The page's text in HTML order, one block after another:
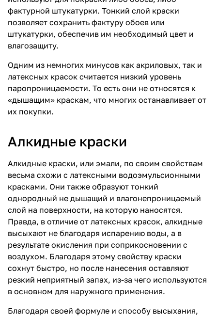
фактурной штукатурки. Тонкий слой краски
позволяет сохранить фактуру обоев или
штукатурки, обеспечив им необходимый цвет и
влагозащиту.
Одним из немногих минусов как акриловых, так и
латексных красок считается низкий уровень
паропроницаемости. То есть они не относятся к
«дышащим» краскам, что многих останавливает от
их покупки.
Алкидные краски
Алкидные краски, или эмали, по своим свойствам
весьма схожи с латексными водоэмульсионными
красками. Они также образуют тонкий
однородный не дышащий и влагонепроницаемый
слой на поверхности, на которую наносятся.
Правда, в отличие от латексных красок, алкидные
высыхают не благодаря испарению воды, а в
результате окисления при соприкосновении с
воздухом. Благодаря этому свойству краски
сохнут быстро, но после нанесения оставляют
резкий неприятный запах, из-за чего используются
в основном для наружного применения.
Благодаря своей формуле и способу высыхания,